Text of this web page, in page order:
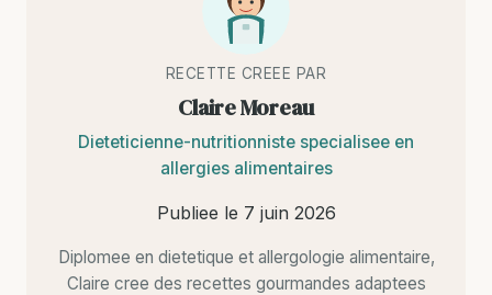
RECETTE CREEE PAR
Claire Moreau
Dieteticienne-nutritionniste specialisee en
allergies alimentaires
Publiee le 7 juin 2026
Diplomee en dietetique et allergologie alimentaire,
Claire cree des recettes gourmandes adaptees